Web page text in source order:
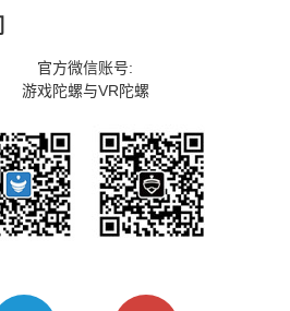
官方微信账号:
游戏陀螺与VR陀螺